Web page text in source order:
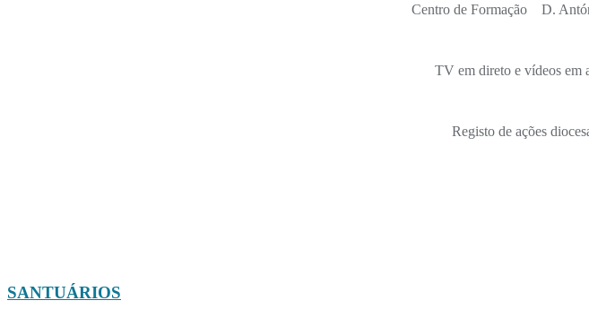
Centro de Formação D.
TV em direto e vídeos em
Registo de ações
SANTUÁRIOS